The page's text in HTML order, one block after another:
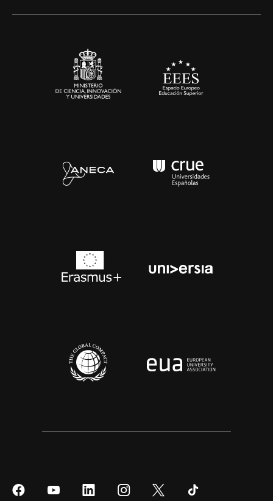
SíguenosSíguenos
SíguenosSíguenos
Síguenos